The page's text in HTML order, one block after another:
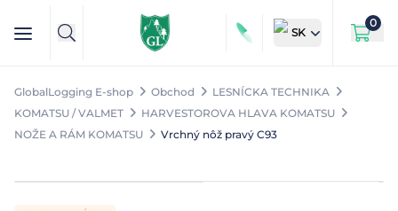
SK
0
GlobalLogging E-shop Obchod
LESNÍCKA TECHNIKA
KOMATSU / VALMET
HARVESTOROVA HLAVA KOMATSU
NOŽE A RÁM KOMATSU
Vrchný nôž pravý C93